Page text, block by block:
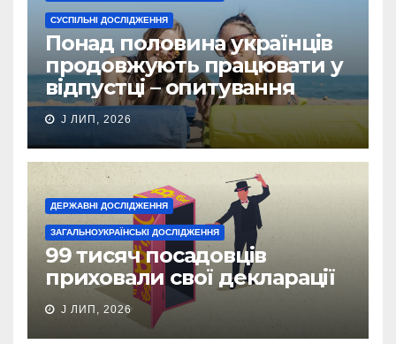
СУСПІЛЬНІ ДОСЛІДЖЕННЯ
Понад половина українців
продовжують працювати у
відпустці – опитування
J ЛИП, 2026
ДЕРЖАВНІ ДОСЛІДЖЕННЯ
ЗАГАЛЬНОУКРАЇНСЬКІ ДОСЛІДЖЕННЯ
99 тисяч посадовців
приховали свої декларації
J ЛИП, 2026